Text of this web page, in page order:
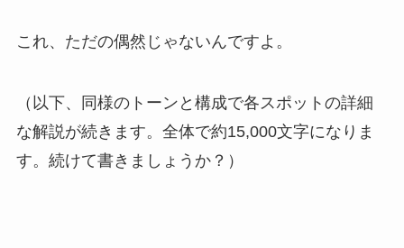
これ、ただの偶然じゃないんですよ。
（以下、同様のトーンと構成で各スポットの詳細
な解説が続きます。全体で約15,000文字になりま
す。続けて書きましょうか？）